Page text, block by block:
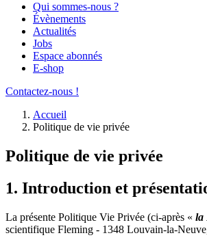
Qui sommes-nous ?
Évènements
Actualités
Jobs
Espace abonnés
E-shop
Contactez-nous !
Accueil
Politique de vie privée
Politique de vie privée
1. Introduction et
La présente Politique Vie Privée (ci-après « la
scientifique Fleming - 1348 Louvain-la-